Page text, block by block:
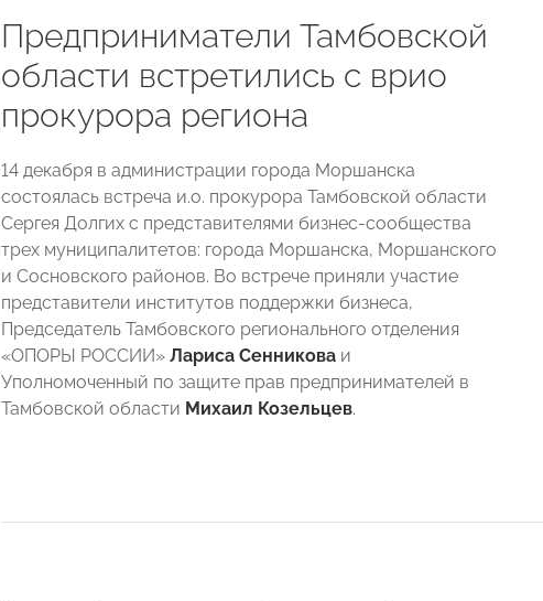
Предприниматели Тамбовской
области встретились с врио
прокурора региона
14 декабря в администрации города Моршанска
состоялась встреча и.о. прокурора Тамбовской области
Сергея Долгих с представителями бизнес-сообщества
трех муниципалитетов: города Моршанска, Моршанского
и Сосновского районов. Во встрече приняли участие
представители институтов поддержки бизнеса,
Председатель Тамбовского регионального отделения
«ОПОРЫ РОССИИ» Лариса Сенникова и
Уполномоченный по защите прав предпринимателей в
Тамбовской области Михаил Козельцев.